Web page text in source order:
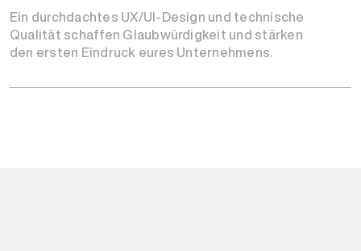
Ein durchdachtes UX/UI-Design und technische
Qualität schaffen Glaubwürdigkeit und stärken
den ersten Eindruck eures Unternehmens.